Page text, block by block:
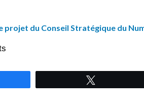
projet du Conseil Stratégique du